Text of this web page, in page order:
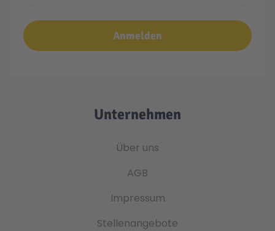
Anmelden
Unternehmen
Über uns
AGB
Impressum
Stellenangebote